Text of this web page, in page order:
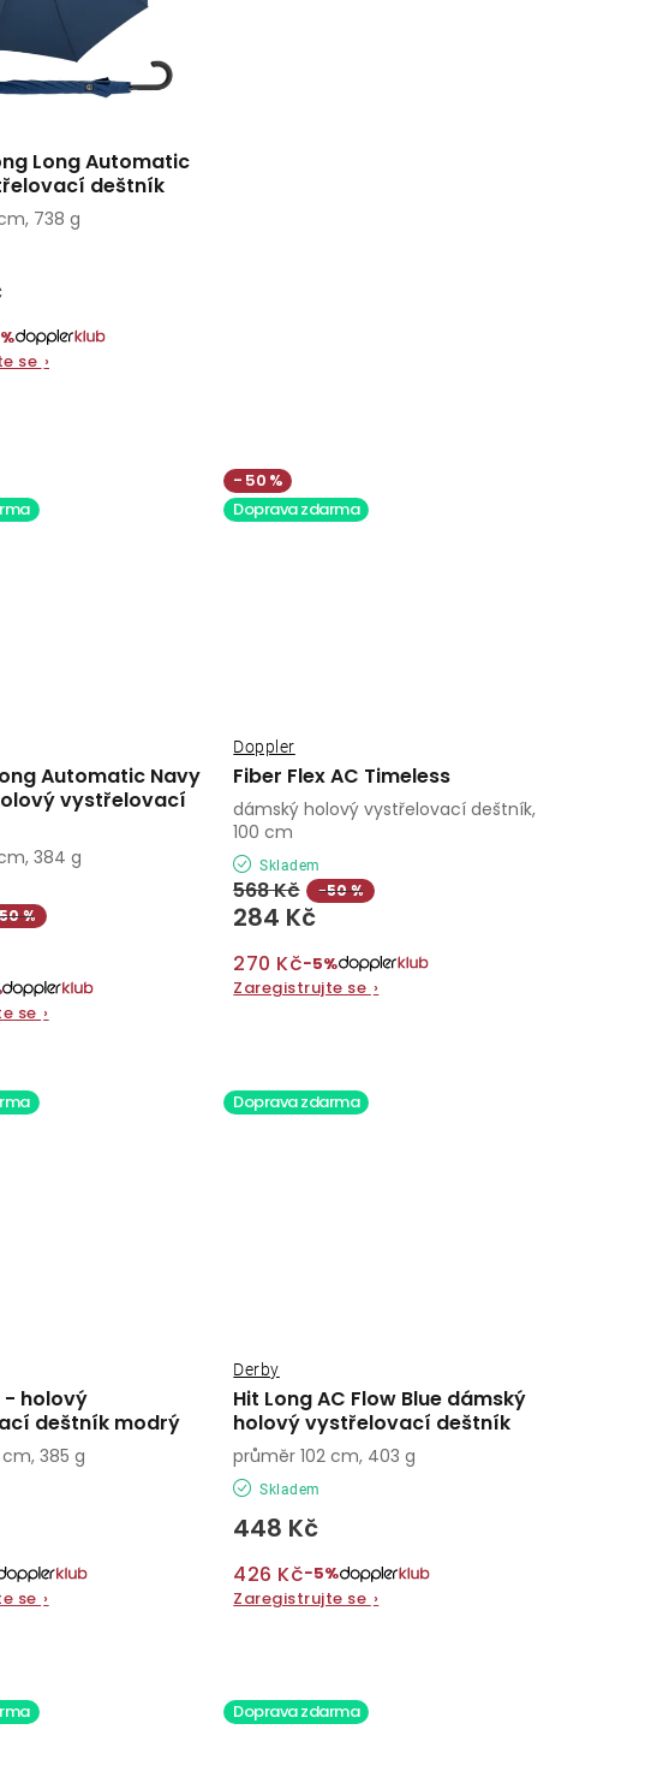
Long Automatic
deštník
se ›
738 g
Automatic Navy
vystřelovací
%
se ›
384 g
50 %
Doprava zdarma
Fiber Flex AC Timeless
Doppler
Skladem
284 Kč
568 Kč −50 %
270 Kč−5%
Zaregistrujte se ›
dámský holový vystřelovací deštník,
100 cm
- holový
deštník modrý
se ›
385 g
Doprava zdarma
Hit Long AC Flow Blue dámský
holový vystřelovací deštník
Derby
Skladem
448 Kč
426 Kč−5%
Zaregistrujte se ›
průměr 102 cm, 403 g
Doprava zdarma